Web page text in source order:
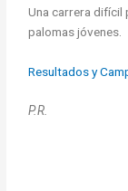
Una carrera difícil
palomas jóvenes.
Resultados y
P.R.